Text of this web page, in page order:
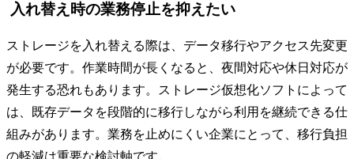
入れ替え時の業務停止を抑えたい
ストレージを入れ替える際は、データ移行やアクセス先変更
が必要です。作業時間が長くなると、夜間対応や休日対応が
発生する恐れもあります。ストレージ仮想化ソフトによって
は、既存データを段階的に移行しながら利用を継続できる仕
組みがあります。業務を止めにくい企業にとって、移行負担
の軽減は重要な検討軸です。